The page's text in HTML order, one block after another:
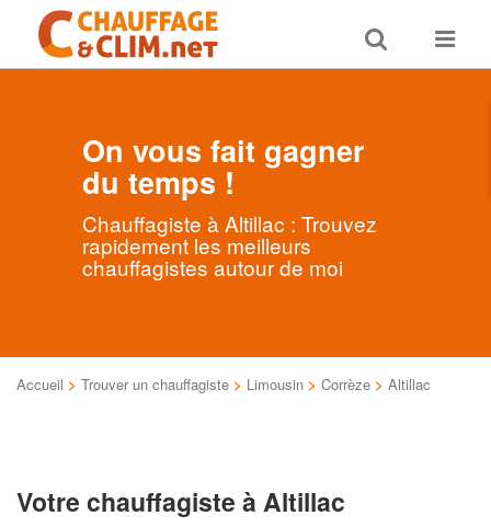
Toggle
search
Toggle
On vous fait gagner
du temps !
Chauffagiste à Altillac : Trouvez
rapidement les meilleurs
chauffagistes autour de moi
Accueil > Trouver un chauffagiste > Limousin > Corrèze > Altillac
Votre chauffagiste à Altillac